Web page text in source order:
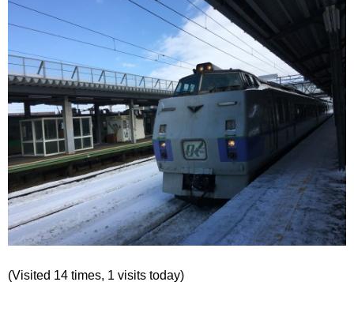
(Visited 14 times, 1 visits today)